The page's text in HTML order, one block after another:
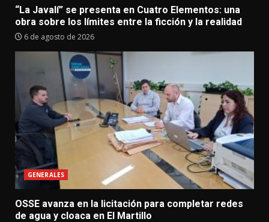
“La Javalí” se presenta en Cuatro Elementos: una
obra sobre los límites entre la ficción y la realidad
6 de agosto de 2026
GENERALES
OSSE avanza en la licitación para completar redes
de agua y cloaca en El Martillo